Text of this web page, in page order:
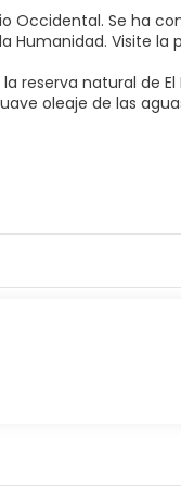
Occidental. Se ha
Humanidad. Visite
reserva natural de El
oleaje de las